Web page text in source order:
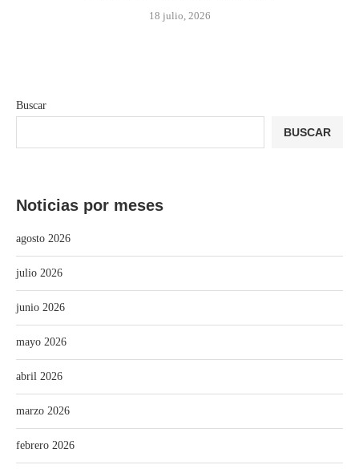
18 julio, 2026
Buscar
BUSCAR
Noticias por meses
agosto 2026
julio 2026
junio 2026
mayo 2026
abril 2026
marzo 2026
febrero 2026